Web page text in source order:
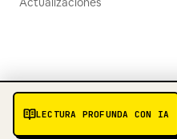
LECTURA PROFUNDA CON IA